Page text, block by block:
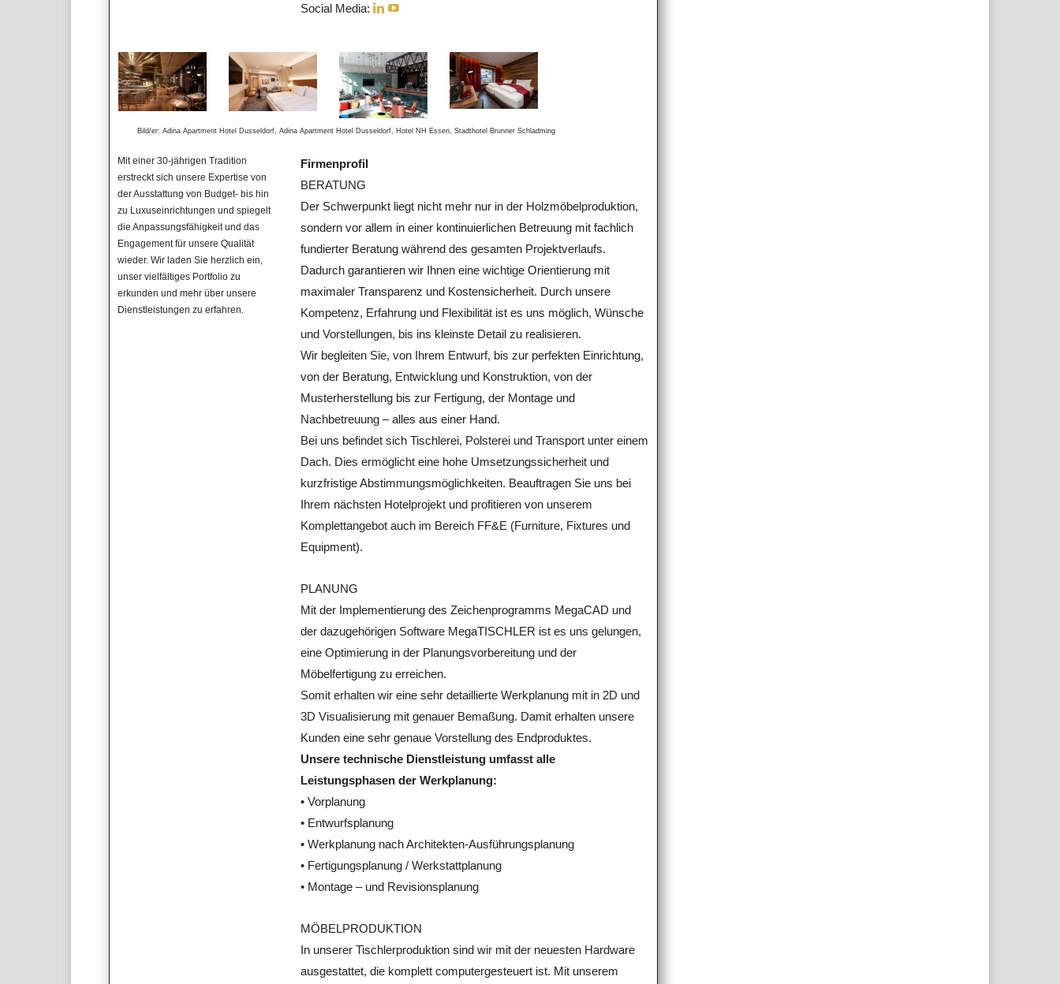
Social Media:
Bild/er: Adina Apartment Hotel Dusseldorf, Adina Apartment Hotel Dusseldorf, Hotel NH Essen, Stadthotel Brunner Schladming
Mit einer 30-jährigen Tradition
erstreckt sich unsere Expertise von
der Ausstattung von Budget- bis hin
zu Luxuseinrichtungen und spiegelt
die Anpassungsfähigkeit und das
Engagement für unsere Qualität
wieder. Wir laden Sie herzlich ein,
unser vielfältiges Portfolio zu
erkunden und mehr über unsere
Dienstleistungen zu erfahren.
Firmenprofil
BERATUNG
Der Schwerpunkt liegt nicht mehr nur in der Holzmöbelproduktion,
sondern vor allem in einer kontinuierlichen Betreuung mit fachlich
fundierter Beratung während des gesamten Projektverlaufs.
Dadurch garantieren wir Ihnen eine wichtige Orientierung mit
maximaler Transparenz und Kostensicherheit. Durch unsere
Kompetenz, Erfahrung und Flexibilität ist es uns möglich, Wünsche
und Vorstellungen, bis ins kleinste Detail zu realisieren.
Wir begleiten Sie, von Ihrem Entwurf, bis zur perfekten Einrichtung,
von der Beratung, Entwicklung und Konstruktion, von der
Musterherstellung bis zur Fertigung, der Montage und
Nachbetreuung – alles aus einer Hand.
Bei uns befindet sich Tischlerei, Polsterei und Transport unter einem
Dach. Dies ermöglicht eine hohe Umsetzungssicherheit und
kurzfristige Abstimmungsmöglichkeiten. Beauftragen Sie uns bei
Ihrem nächsten Hotelprojekt und profitieren von unserem
Komplettangebot auch im Bereich FF&E (Furniture, Fixtures und
Equipment).
PLANUNG
Mit der Implementierung des Zeichenprogramms MegaCAD und
der dazugehörigen Software MegaTISCHLER ist es uns gelungen,
eine Optimierung in der Planungsvorbereitung und der
Möbelfertigung zu erreichen.
Somit erhalten wir eine sehr detaillierte Werkplanung mit in 2D und
3D Visualisierung mit genauer Bemaßung. Damit erhalten unsere
Kunden eine sehr genaue Vorstellung des Endproduktes.
Unsere technische Dienstleistung umfasst alle
Leistungsphasen der Werkplanung:
• Vorplanung
• Entwurfsplanung
• Werkplanung nach Architekten-Ausführungsplanung
• Fertigungsplanung / Werkstattplanung
• Montage – und Revisionsplanung
MÖBELPRODUKTION
In unserer Tischlerproduktion sind wir mit der neuesten Hardware
ausgestattet, die komplett computergesteuert ist. Mit unserem